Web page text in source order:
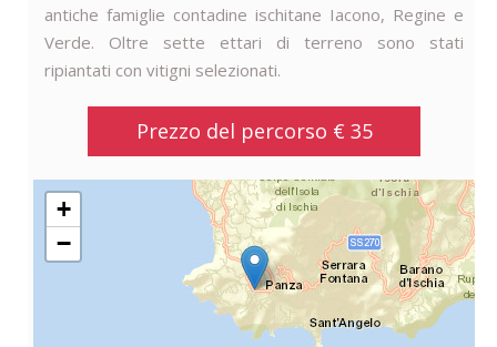
antiche famiglie contadine ischitane Iacono, Regine e
Verde. Oltre sette ettari di terreno sono stati
ripiantati con vitigni selezionati.
Prezzo del percorso € 35
+
−
FORASTERA-